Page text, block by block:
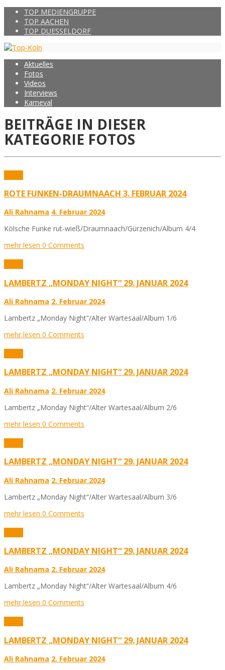
TOP MEDIENGRUPPE
TOP AACHEN
TOP DUESSELDORF
Aktuelles
Fotos
Videos
Interviews
Karneval
BEITRÄGE IN DIESER
KATEGORIE FOTOS
ROTE FUNKEN-DRAUMNAACH 3. FEBRUAR 2024
Ali Rahnama 4. Februar 2024
Kölsche Funke rut-wieß/Draumnaach/Gürzenich/Album 4/4
mehr lesen 0 Comments
LAMBERTZ „MONDAY NIGHT“ 29. JANUAR 2024
Ali Rahnama 2. Februar 2024
Lambertz „Monday Night“/Alter Wartesaal/Album 1/6
mehr lesen 0 Comments
LAMBERTZ „MONDAY NIGHT“ 29. JANUAR 2024
Ali Rahnama 2. Februar 2024
Lambertz „Monday Night“/Alter Wartesaal/Album 2/6
mehr lesen 0 Comments
LAMBERTZ „MONDAY NIGHT“ 29. JANUAR 2024
Ali Rahnama 2. Februar 2024
Lambertz „Monday Night“/Alter Wartesaal/Album 3/6
mehr lesen 0 Comments
LAMBERTZ „MONDAY NIGHT“ 29. JANUAR 2024
Ali Rahnama 2. Februar 2024
Lambertz „Monday Night“/Alter Wartesaal/Album 4/6
mehr lesen 0 Comments
LAMBERTZ „MONDAY NIGHT“ 29. JANUAR 2024
Ali Rahnama 2. Februar 2024